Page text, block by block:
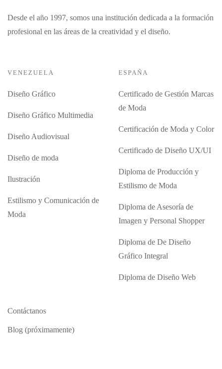
Desde el año 1997, somos una institución dedicada a la formación
profesional en las áreas de la creatividad y el diseño.
VENEZUELA
Diseño Gráfico
Diseño Gráfico Multimedia
Diseño Audiovisual
Diseño de moda
Ilustración
Estilismo y Comunicación de
Moda
ESPAÑA
Certificado de Gestión Marcas
de Moda
Certificación de Moda y Color
Certificado de Diseño UX/UI
Diploma de Producción y
Estilismo de Moda
Diploma de Asesoría de
Imagen y Personal Shopper
Diploma de De Diseño
Gráfico Integral
Diploma de Diseño Web
Contáctanos
Blog (próximamente)